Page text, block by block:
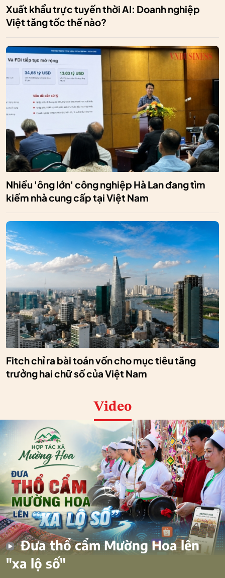
Xuất khẩu trực tuyến thời AI: Doanh nghiệp
Việt tăng tốc thế nào?
Nhiều 'ông lớn' công nghiệp Hà Lan đang tìm
kiếm nhà cung cấp tại Việt Nam
Fitch chỉ ra bài toán vốn cho mục tiêu tăng
trưởng hai chữ số của Việt Nam
Video
Đưa thổ cẩm Mường Hoa lên
"xa lộ số"